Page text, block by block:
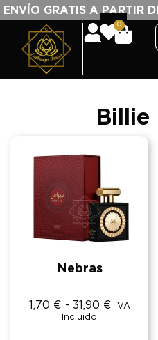
ENVÍO GRATIS A PARTIR
0
Billie
Nebras
1,70 € - 31,90 €
IVA
Incluido